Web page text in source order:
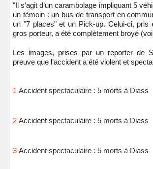
"Il s’agit d’un carambolage impliquant 5
un témoin : un bus de transport en
un "7 places" et un Pick-up. Celui-ci, pris
gros porteur, a été complètement broyé
Les images, prises par un reporter de
preuve que l’accident a été violent et
1 Accident spectaculaire : 5 morts à Diass
2 Accident spectaculaire : 5 morts à Diass
3 Accident spectaculaire : 5 morts à Diass